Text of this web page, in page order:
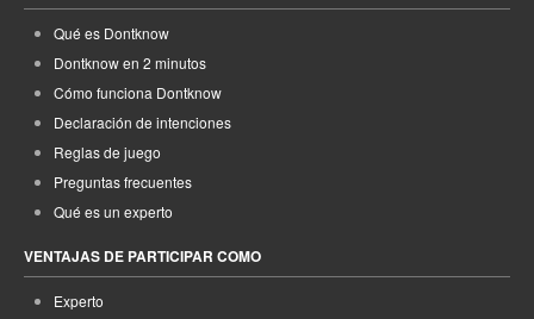
Qué es Dontknow
Dontknow en 2 minutos
Cómo funciona Dontknow
Declaración de intenciones
Reglas de juego
Preguntas frecuentes
Qué es un experto
VENTAJAS DE PARTICIPAR COMO
Experto